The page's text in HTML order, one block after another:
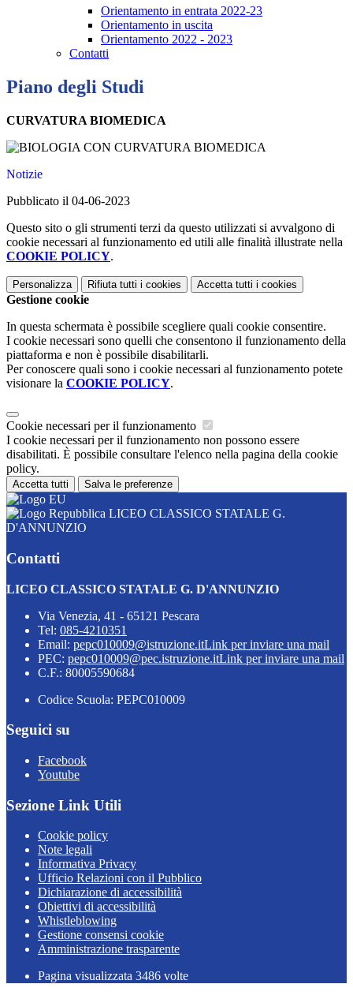
Orientamento in entrata 2022-23
Orientamento in uscita
Orientamento 2022 - 2023
Contatti
Piano degli Studi
CURVATURA BIOMEDICA
Notizie
Pubblicato il 04-06-2023
Questo sito o gli strumenti terzi da questo utilizzati si avvalgono di
cookie necessari al funzionamento ed utili alle finalità illustrate nella
COOKIE POLICY.
Personalizza Rifiuta tutti i cookies Accetta tutti i cookies
Gestione cookie
In questa schermata è possibile scegliere quali cookie consentire.
I cookie necessari sono quelli che consentono il funzionamento della
piattaforma e non è possibile disabilitarli.
Per conoscere quali sono i cookie necessari al funzionamento potete
visionare la COOKIE POLICY.
Cookie necessari per il funzionamento
I cookie necessari per il funzionamento non possono essere
disabilitati. È possibile consultare l'elenco nella pagina della cookie
policy.
Accetta tutti Salva le preferenze
LICEO CLASSICO STATALE G.
D'ANNUNZIO
Contatti
LICEO CLASSICO STATALE G. D'ANNUNZIO
Via Venezia, 41 - 65121 Pescara
Tel: 085-4210351
Email: pepc010009@istruzione.itLink per inviare una mail
PEC: pepc010009@pec.istruzione.itLink per inviare una mail
C.F.: 80005590684
Codice Scuola: PEPC010009
Seguici su
Facebook
Youtube
Sezione Link Utili
Cookie policy
Note legali
Informativa Privacy
Ufficio Relazioni con il Pubblico
Dichiarazione di accessibilità
Obiettivi di accessibilità
Whistleblowing
Gestione consensi cookie
Amministrazione trasparente
Pagina visualizzata 3486 volte